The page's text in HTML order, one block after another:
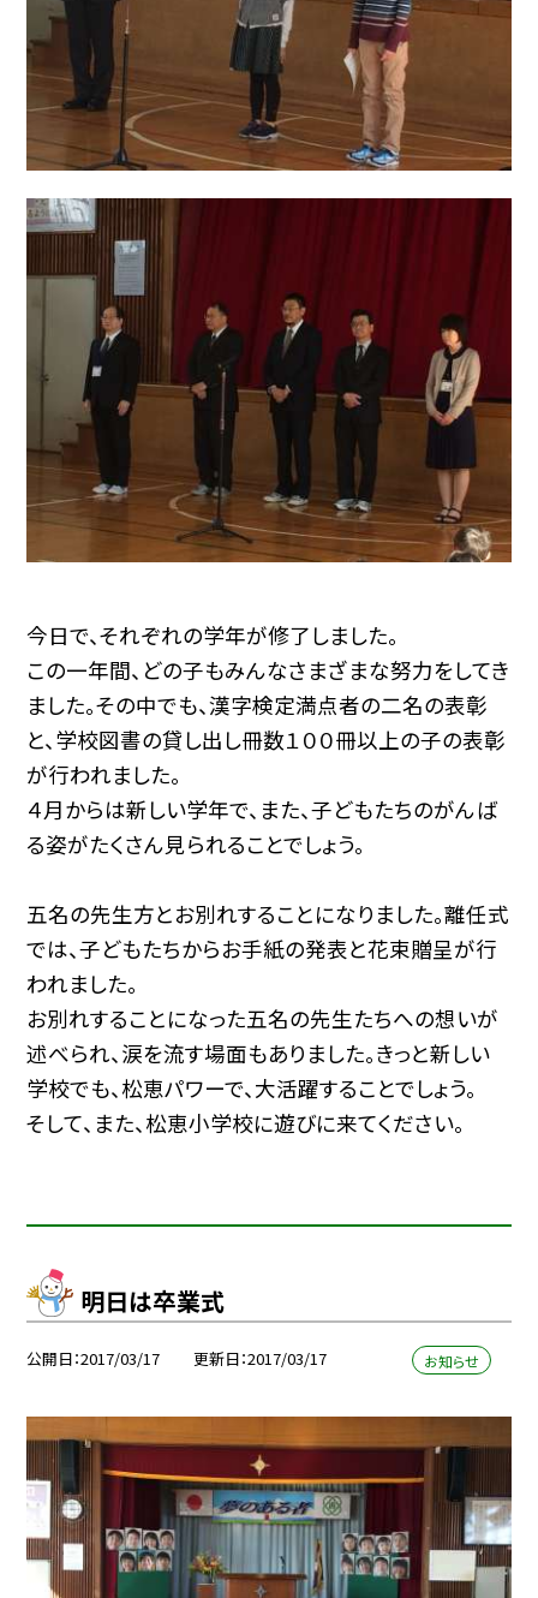
今日で、それぞれの学年が修了しました。
この一年間、どの子もみんなさまざまな努力をしてき
ました。その中でも、漢字検定満点者の二名の表彰
と、学校図書の貸し出し冊数１００冊以上の子の表彰
が行われました。
４月からは新しい学年で、また、子どもたちのがんば
る姿がたくさん見られることでしょう。
五名の先生方とお別れすることになりました。離任式
では、子どもたちからお手紙の発表と花束贈呈が行
われました。
お別れすることになった五名の先生たちへの想いが
述べられ、涙を流す場面もありました。きっと新しい
学校でも、松恵パワーで、大活躍することでしょう。
そして、また、松恵小学校に遊びに来てください。
明日は卒業式
公開日 2017/03/17 更新日 2017/03/17 お知らせ